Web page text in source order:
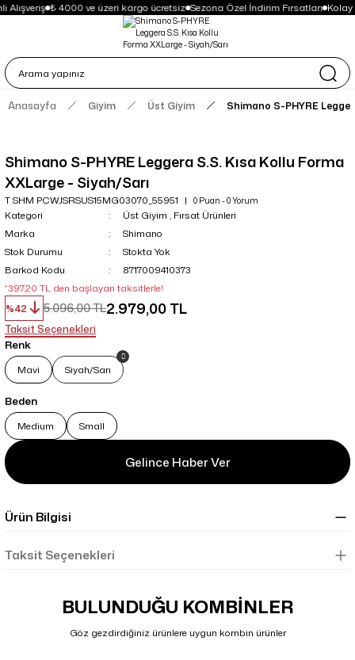
Alışveriş ₺ 4000 ve üzeri kargo ücretsiz Sezona Özel İndirim Fırsatları Kolay
Anasayfa Giyim Üst Giyim Shimano S-PHYRE
Shimano S-PHYRE Leggera S.S. Kısa Kollu Forma
XXLarge - Siyah/Sarı
T SHM PCWJSRSUS15MG03070_55951 0 Puan - 0 Yorum
Kategori Üst Giyim , Fırsat Ürünleri
Marka
Shimano
Stok Durumu
Stokta Yok
Barkod Kodu
8717009410373
*397,20 TL den başlayan taksitlerle!
%42
5.096,00 TL2.979,00 TL
Taksit Seçenekleri
Renk
Mavi Siyah/Sarı
Beden
Medium Small
Gelince Haber Ver
Ürün Bilgisi
Taksit Seçenekleri
BULUNDUĞU KOMBİNLER
Göz gezdirdiğiniz ürünlere uygun kombin ürünler